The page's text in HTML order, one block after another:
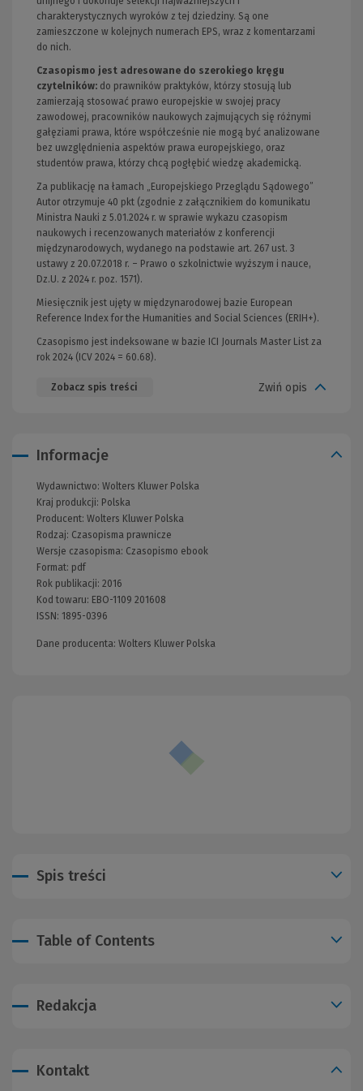
charakterystycznych wyroków z tej dziedziny. Są one
zamieszczone w kolejnych numerach EPS, wraz z komentarzami
do nich.
Czasopismo jest adresowane do szerokiego kręgu
czytelników: do prawników praktyków, którzy stosują lub
zamierzają stosować prawo europejskie w swojej pracy
zawodowej, pracowników naukowych zajmujących się różnymi
gałęziami prawa, które współcześnie nie mogą być analizowane
bez uwzględnienia aspektów prawa europejskiego, oraz
studentów prawa, którzy chcą pogłębić wiedzę akademicką.
Za publikację na łamach „Europejskiego Przeglądu Sądowego”
Autor otrzymuje 40 pkt (zgodnie z załącznikiem do komunikatu
Ministra Nauki z 5.01.2024 r. w sprawie wykazu czasopism
naukowych i recenzowanych materiałów z konferencji
międzynarodowych, wydanego na podstawie art. 267 ust. 3
ustawy z 20.07.2018 r. – Prawo o szkolnictwie wyższym i nauce,
Dz.U. z 2024 r. poz. 1571).
Miesięcznik jest ujęty w międzynarodowej bazie European
Reference Index for the Humanities and Social Sciences (ERIH+).
Czasopismo jest indeksowane w bazie ICI Journals Master List za
rok 2024 (ICV 2024 = 60.68).
Zobacz spis treści Zwiń opis
Informacje
Wydawnictwo: Wolters Kluwer Polska
Kraj produkcji: Polska
Producent: Wolters Kluwer Polska
Rodzaj: Czasopisma prawnicze
Wersje czasopisma: Czasopismo ebook
Format: pdf
Rok publikacji: 2016
Kod towaru: EBO-1109 201608
ISSN: 1895-0396
Dane producenta: Wolters Kluwer Polska
Spis treści
Table of Contents
Redakcja
Kontakt